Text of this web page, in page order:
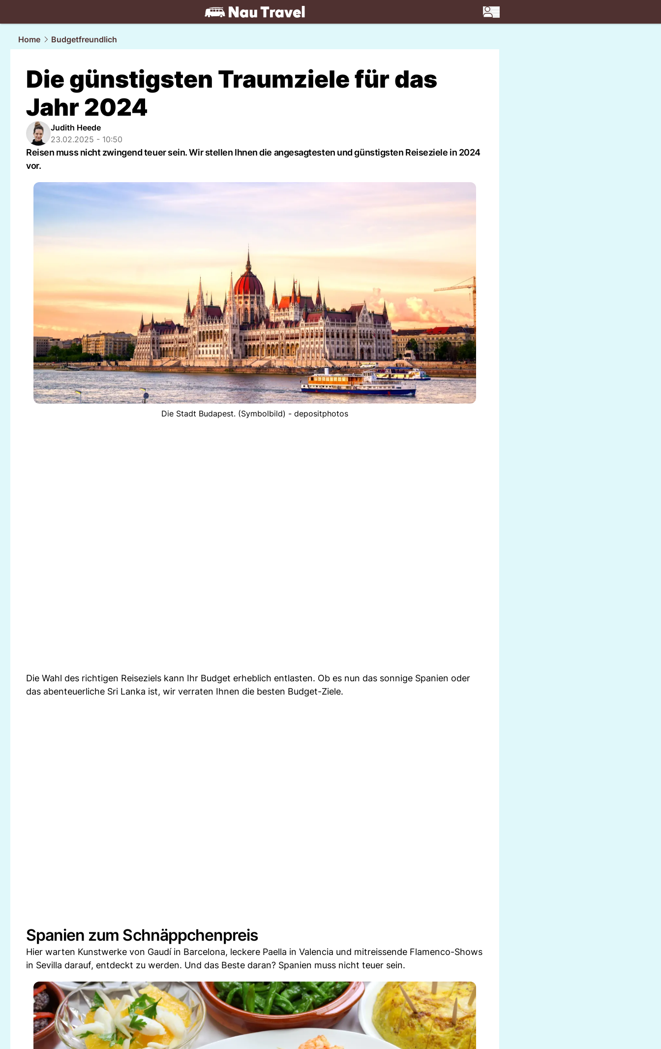
travel.NAU.ch
Home
Budgetfreundlich
Die günstigsten Traumziele für das
Jahr 2024
Judith Heede
23.02.2025 - 10:50
Reisen muss nicht zwingend teuer sein. Wir stellen Ihnen die angesagtesten und günstigsten Reiseziele in 2024
vor.
Die Stadt Budapest. (Symbolbild) - depositphotos
Die Wahl des richtigen Reiseziels kann Ihr Budget erheblich entlasten. Ob es nun das sonnige Spanien oder
das abenteuerliche Sri Lanka ist, wir verraten Ihnen die besten Budget-Ziele.
Spanien zum Schnäppchenpreis
Hier warten Kunstwerke von Gaudí in Barcelona, leckere Paella in Valencia und mitreissende Flamenco-Shows
in Sevilla darauf, entdeckt zu werden. Und das Beste daran? Spanien muss nicht teuer sein.